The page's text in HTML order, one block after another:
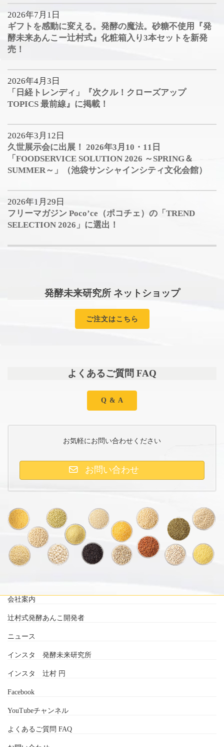
2026年7月1日
ギフトを感動に変える。発酵の魔法。砂糖不使用『発
酵未来あんこー辻村式』化粧箱入り3本セットを新発
売！
2026年4月3日
「日経トレンディ」『次クル！クローズアップ
TOPICS 最前線』に掲載！
2026年3月12日
久世展示会に出展！ 2026年3月10・11日
「FOODSERVICE SOLUTION 2026 ～SPRING＆
SUMMER～」（池袋サンシャインシティ文化会館）
2026年1月29日
フリーマガジン Poco’ce（ポコチェ）の「TREND
SELECTION 2026」に選出！
発酵未来研究所 ネットショップ
ご注文はこちら
よくあるご質問 FAQ
Q & A
お気軽にお問い合わせください
お問い合わせ
会社案内
辻村式発酵あんこ開発者
ニュース
インスタ 発酵未来研究所
インスタ 辻村 円
Facebook
YouTubeチャンネル
よくあるご質問 FAQ